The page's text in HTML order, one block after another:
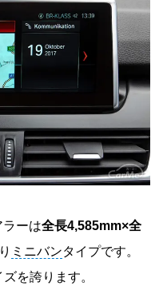
ラーは全長4,585mm×全
ミニバンタイプです。
を誇ります。